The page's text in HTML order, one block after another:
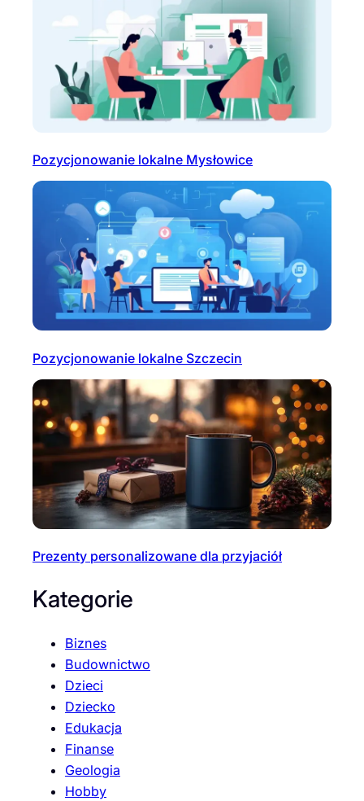
Pozycjonowanie lokalne Mysłowice
Pozycjonowanie lokalne Szczecin
Prezenty personalizowane dla przyjaciół
Kategorie
Biznes
Budownictwo
Dzieci
Dziecko
Edukacja
Finanse
Geologia
Hobby